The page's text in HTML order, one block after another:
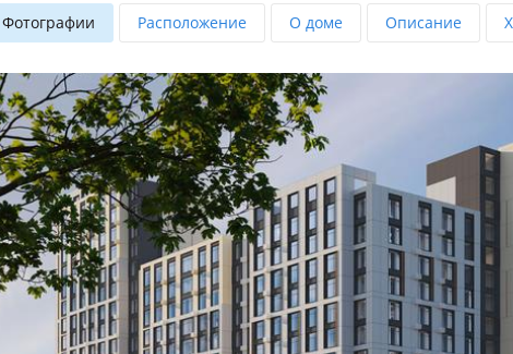
Фотографии Расположение О доме Описание